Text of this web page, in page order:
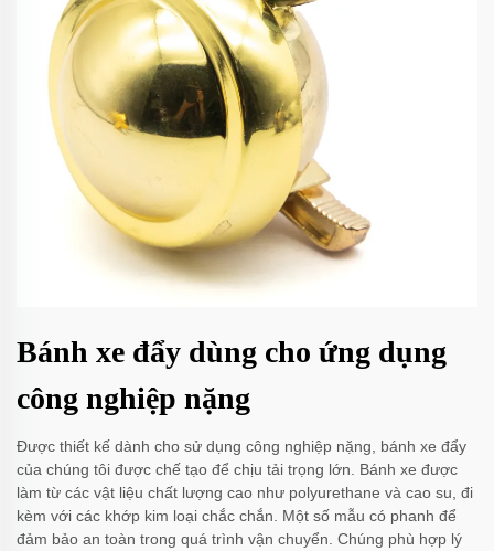
Bánh xe đẩy dùng cho ứng dụng
công nghiệp nặng
Được thiết kế dành cho sử dụng công nghiệp nặng, bánh xe đẩy
của chúng tôi được chế tạo để chịu tải trọng lớn. Bánh xe được
làm từ các vật liệu chất lượng cao như polyurethane và cao su, đi
kèm với các khớp kim loại chắc chắn. Một số mẫu có phanh để
đảm bảo an toàn trong quá trình vận chuyển. Chúng phù hợp lý